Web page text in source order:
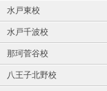
水戸東校
水戸千波校
那珂菅谷校
八王子北野校